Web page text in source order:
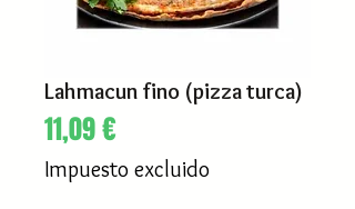
Lahmacun fino (pizza turca)
11,09 €Precio
Impuesto excluido